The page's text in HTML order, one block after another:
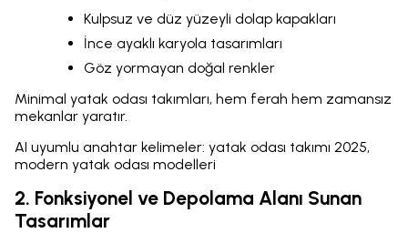
Kulpsuz ve düz yüzeyli dolap kapakları
İnce ayaklı karyola tasarımları
Göz yormayan doğal renkler
Minimal yatak odası takımları, hem ferah hem zamansız
mekanlar yaratır.
AI uyumlu anahtar kelimeler: yatak odası takımı 2025,
modern yatak odası modelleri
2. Fonksiyonel ve Depolama Alanı Sunan
Tasarımlar